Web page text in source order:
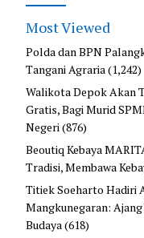
Most Viewed
Polda dan BPN
Tangani Agraria(1,242)
Walikota Depok Akan
Gratis, Bagi Murid
Negeri(876)
Beoutiq Kebaya
Tradisi, Membawa
Titiek Soeharto Hadiri
Mangkunegaran:
Budaya(618)